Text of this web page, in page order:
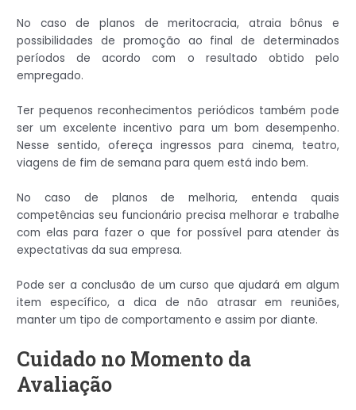
No caso de planos de meritocracia, atraia bônus e
possibilidades de promoção ao final de determinados
períodos de acordo com o resultado obtido pelo
empregado.
Ter pequenos reconhecimentos periódicos também pode
ser um excelente incentivo para um bom desempenho.
Nesse sentido, ofereça ingressos para cinema, teatro,
viagens de fim de semana para quem está indo bem.
No caso de planos de melhoria, entenda quais
competências seu funcionário precisa melhorar e trabalhe
com elas para fazer o que for possível para atender às
expectativas da sua empresa.
Pode ser a conclusão de um curso que ajudará em algum
item específico, a dica de não atrasar em reuniões,
manter um tipo de comportamento e assim por diante.
Cuidado no Momento da
Avaliação